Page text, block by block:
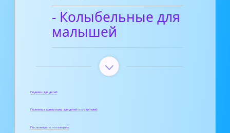
- Колыбельные для
малышей
Поделки для детей
Полезные материалы для детей и родителей
Пословицы и поговорки